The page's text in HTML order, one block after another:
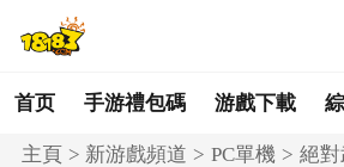
首页 手游禮包碼 游戲下載
主頁 新游戲頻道 PC單機 絕對